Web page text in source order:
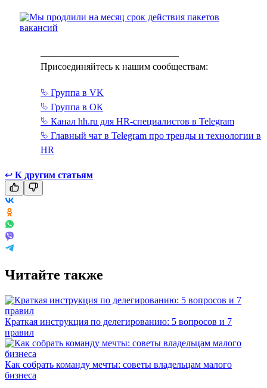
Присоединяйтесь к нашим сообществам:
⮱ Группа в VK
⮱ Группа в ОК
⮱ Канал hh.ru для HR-специалистов в Telegram
⮱ Главный чат в Telegram про тренды и технологии в
HR
↩ К другим статьям
Читайте также
Краткая инструкция по делегированию: 5 вопросов и 7
правил
Как собрать команду мечты: советы владельцам малого
бизнеса